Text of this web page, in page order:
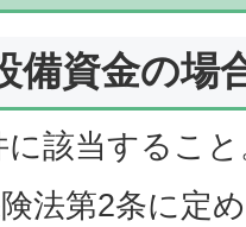
備資金の場
に該当するこ
法第2条に定